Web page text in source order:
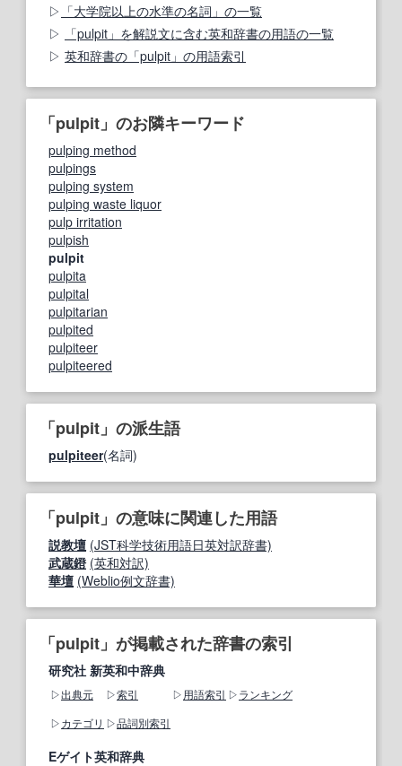
「大学院以上の水準の名詞」の一覧
「pulpit」を解説文に含む英和辞書の用語の一覧
英和辞書の「pulpit」の用語索引
「pulpit」のお隣キーワード
pulping method
pulpings
pulping system
pulping waste liquor
pulp irritation
pulpish
pulpit
pulpita
pulpital
pulpitarian
pulpited
pulpiteer
pulpiteered
「pulpit」の派生語
pulpiteer(名詞)
「pulpit」の意味に関連した用語
説教壇 (JST科学技術用語日英対訳辞書)
武蔵鐙 (英和対訳)
華壇 (Weblio例文辞書)
「pulpit」が掲載された辞書の索引
研究社 新英和中辞典
出典元 索引 用語索引
ランキング
カテゴリ
品詞別索引
Eゲイト英和辞典